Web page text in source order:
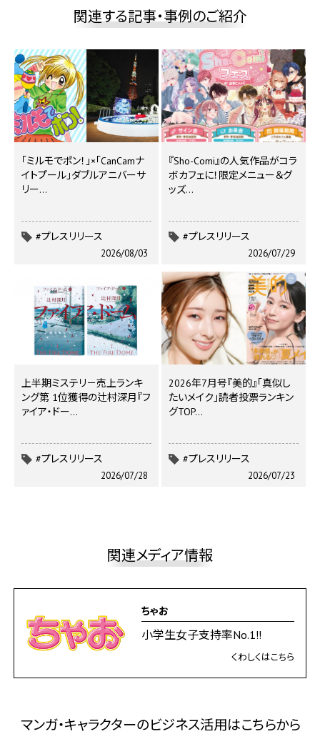
関連する記事・事例のご紹介
｢ミルモでポン！｣×｢CanCamナ
イトプール｣ダブルアニバーサ
リー…
#プレスリリース
2026/08/03
『Sho-Comi』の人気作品がコラ
ボカフェに！限定メニュー＆グ
ッズ…
#プレスリリース
2026/07/29
上半期ミステリ－売上ランキ
ング第 1位獲得の辻村深月『フ
ァイア・ドー…
#プレスリリース
2026/07/28
2026年7月号『美的』「真似し
たいメイク」読者投票ランキン
グTOP…
#プレスリリース
2026/07/23
関連メディア情報
ちゃお
小学生女子支持率No.1!!
くわしくはこちら
マンガ・キャラクターのビジネス活⽤はこちらから